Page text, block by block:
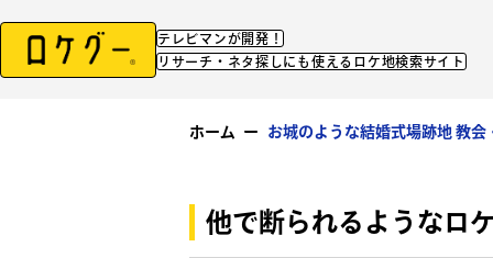
テレビマンが開発！
リサーチ・ネタ探しにも使えるロケ地検索サイト
ホーム ー お城のような結婚式場跡地 教会
他で断られるようなロ